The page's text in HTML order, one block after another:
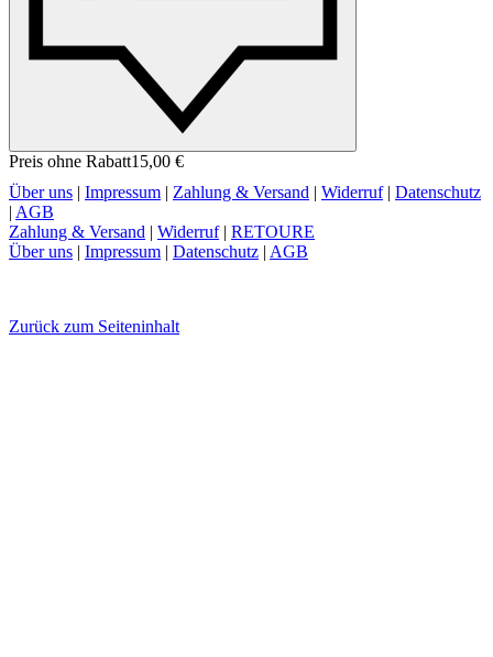
Preis ohne Rabatt15,00 €
Über uns | Impressum | Zahlung & Versand | Widerruf| Datenschutz
| AGB
Zahlung & Versand | Widerruf | RETOURE
Über uns | Impressum | Datenschutz | AGB
Zurück zum Seiteninhalt